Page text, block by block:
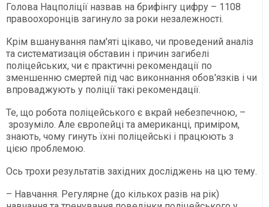
Голова Нацполіції назвав на брифінгу цифру – 1108
правоохоронців загинуло за роки незалежності.
Крім вшанування пам'яті цікаво, чи проведений аналіз
та систематизація обставин і причин загибелі
поліцейських, чи є практичні рекомендації по
зменшенню смертей під час виконнання обов'язків і чи
впроваджують у поліції такі рекомендації.
Те, що робота поліцейського є вкрай небезпечною, –
зрозуміло. Але європейці та американці, приміром,
знають, чому гинуть їхні поліцейські і працюють з
цією проблемою.
Ось трохи результатів західних досліджень на цю тему.
– Навчання. Регулярне (до кількох разів на рік)